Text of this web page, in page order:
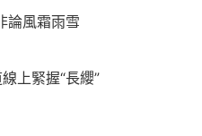
論風霜雨雪
上緊握“長纓”